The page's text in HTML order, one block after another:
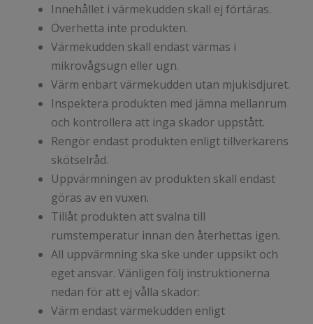
Innehållet i värmekudden skall ej förtäras.
Överhetta inte produkten.
Värmekudden skall endast värmas i
mikrovågsugn eller ugn.
Värm enbart värmekudden utan mjukisdjuret.
Inspektera produkten med jämna mellanrum
och kontrollera att inga skador uppstått.
Rengör endast produkten enligt tillverkarens
skötselråd.
Uppvärmningen av produkten skall endast
göras av en vuxen.
Tillåt produkten att svalna till
rumstemperatur innan den återhettas igen.
All uppvärmning ska ske under uppsikt och
eget ansvar. Vänligen följ instruktionerna
nedan för att ej vålla skador:
Värm endast värmekudden enligt